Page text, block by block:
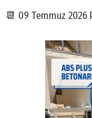
📆 09 Temmuz